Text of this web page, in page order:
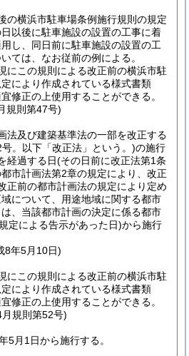
の横浜市駐車場条例施行規則の規定
以後に駐車施設の設置の工事に着
し、同日前に駐車施設の設置の工
ては、なお従前の例による。
にこの規則による改正前の横浜市駐
により作成されている様式書類
修正の上使用することができる。
規則第47号)
法及び建築基準法の一部を改正する
。以下「改正法」という。)の施行
経過する日(その日前に改正法第1条
市計画法第2章の規定により、改正
正前の都市計画法の規定により定め
について、用途地域に関する都市
、当該都市計画の決定に係る都市
定による告示があった日)から施行
8年5月10日)
にこの規則による改正前の横浜市駐
により作成されている様式書類
修正の上使用することができる。
月規則第52号)
5月1日から施行する。